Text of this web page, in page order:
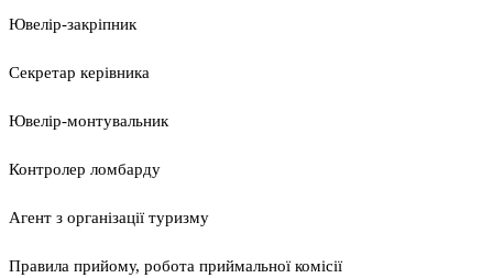
Ювелір-закріпник
Секретар керівника
Ювелір-монтувальник
Контролер ломбарду
Агент з організації туризму
Правила прийому, робота приймальної комісії